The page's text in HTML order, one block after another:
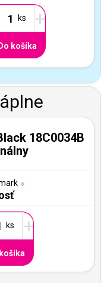
+
košíka
18C0034B
+